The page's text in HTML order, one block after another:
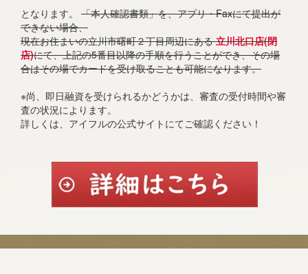
となります。 「本人確認書類」を、アプリ・Faxにて提出が
できない場合、
現在お住まいの立川市曙町２丁目周辺にある立川北口店(閉
店)にて、上記の5番目以降の手順を行うことができ、その場
合はその場でカードを受け取ることも可能になります。
※尚、即日融資を受けられるかどうかは、審査の受付時間や審
査の状況によります。
詳しくは、アイフルの公式サイトにてご確認ください！